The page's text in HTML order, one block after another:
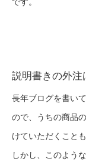
説明書きの外注
長年ブログを書い
ので、うちの商品
けていただくこと
しかし、このよう